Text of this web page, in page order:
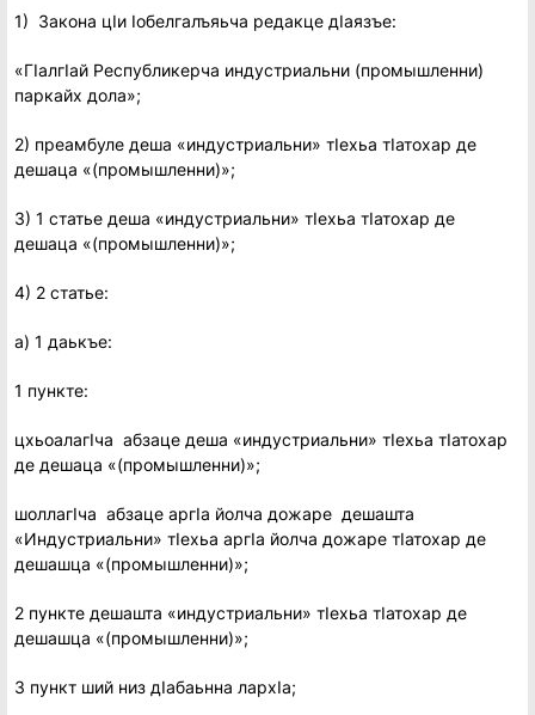
1) Закона цIи Iобелгалъяьча редакце дIаязъе:
«ГIалгIай Республикерча индустриальни (промышленни)
паркайх дола»;
2) преамбуле деша «индустриальни» тIехьа тIатохар де
дешаца «(промышленни)»;
3) 1 статье деша «индустриальни» тIехьа тIатохар де
дешаца «(промышленни)»;
4) 2 статье:
а) 1 даькъе:
1 пункте:
цхьоалагIча абзаце деша «индустриальни» тIехьа тIатохар
де дешаца «(промышленни)»;
шоллагIча абзаце аргIа йолча дожаре дешашта
«Индустриальни» тIехьа аргIа йолча дожаре тIатохар де
дешашца «(промышленни)»;
2 пункте дешашта «индустриальни» тIехьа тIатохар де
дешашца «(промышленни)»;
3 пункт ший низ дIабаьнна лархIа;